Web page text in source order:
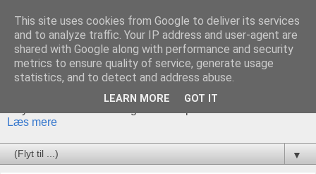
Akademisk Orkester og
Kor
Akademisk Orkester og Kor er et traditionsrigt ensemble, der
Læs mere
▼
This site uses cookies from Google to deliver its services
and to analyze traffic. Your IP address and user-agent are
shared with Google along with performance and security
metrics to ensure quality of service, generate usage
statistics, and to detect and address abuse.
LEARN MORE GOT IT